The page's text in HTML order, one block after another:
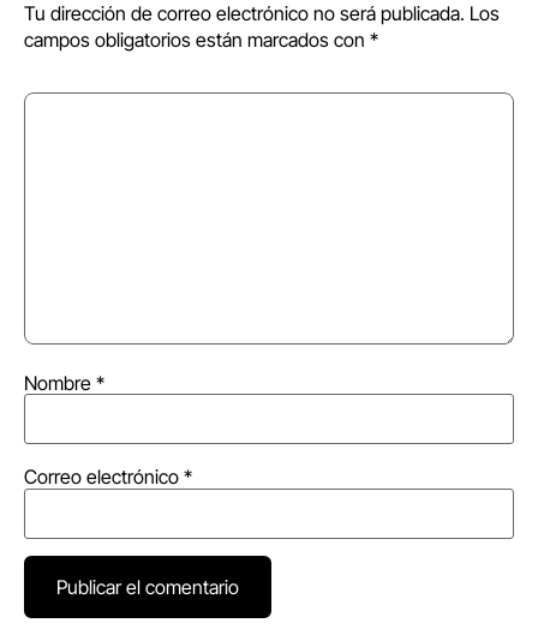
Tu dirección de correo electrónico no será publicada. Los
campos obligatorios están marcados con *
Nombre *
Correo electrónico *